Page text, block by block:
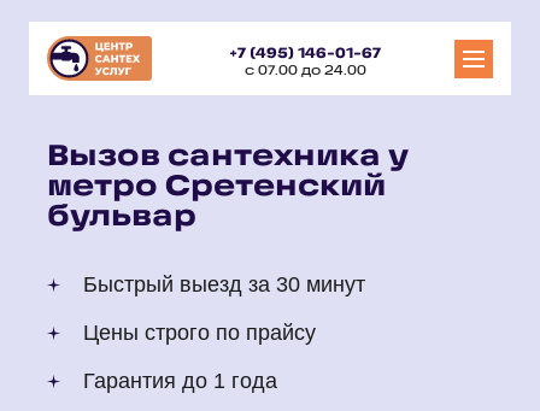
+7 (495) 146-01-67
с 07.00 до 24.00
Вызов сантехника у
метро Сретенский
бульвар
Быстрый выезд за 30 минут
Цены строго по прайсу
Гарантия до 1 года